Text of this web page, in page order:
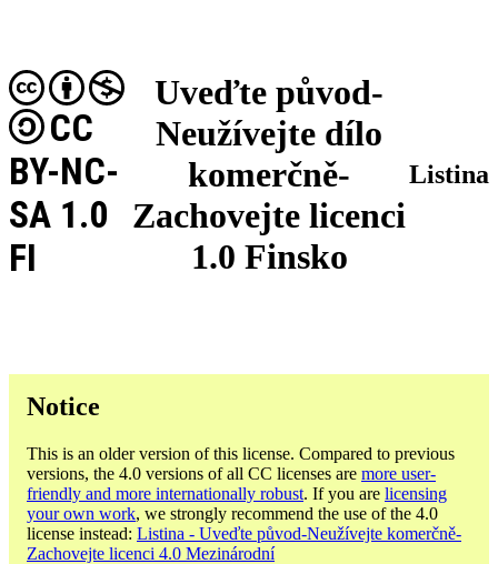
Uveďte původ-
Neužívejte dílo
komerčně-
Zachovejte licenci
1.0 Finsko
CC
BY-NC-
SA 1.0
FI
Listina
Notice
This is an older version of this license. Compared to previous
versions, the 4.0 versions of all CC licenses are more user-
friendly and more internationally robust. If you are licensing
your own work, we strongly recommend the use of the 4.0
license instead: Listina - Uveďte původ-Neužívejte komerčně-
Zachovejte licenci 4.0 Mezinárodní